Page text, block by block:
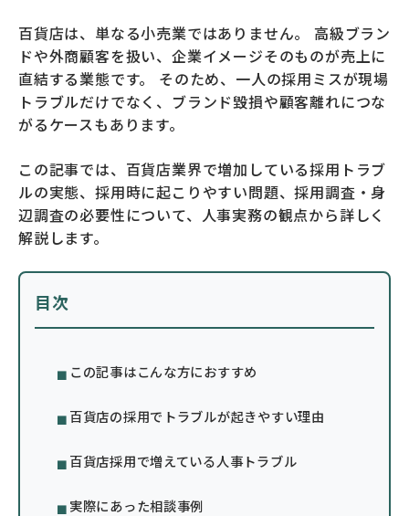
百貨店は、単なる小売業ではありません。 高級ブラン
ドや外商顧客を扱い、企業イメージそのものが売上に
直結する業態です。 そのため、一人の採用ミスが現場
トラブルだけでなく、ブランド毀損や顧客離れにつな
がるケースもあります。
この記事では、百貨店業界で増加している採用トラブ
ルの実態、採用時に起こりやすい問題、採用調査・身
辺調査の必要性について、人事実務の観点から詳しく
解説します。
目次
この記事はこんな方におすすめ
百貨店の採用でトラブルが起きやすい理由
百貨店採用で増えている人事トラブル
実際にあった相談事例